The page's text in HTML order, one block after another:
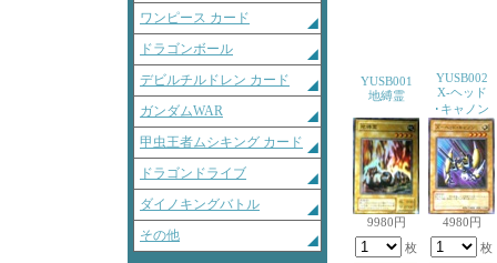
ワンピース カード
ドラゴンボール
デビルチルドレン カード
ガンダムWAR
甲虫王者ムシキング カード
ドラゴンドライブ
ダイノキングバトル
その他
YUSB001
地縛霊
9980円
枚
YUSB002
X-ヘッド
･キャノン
4980円
枚